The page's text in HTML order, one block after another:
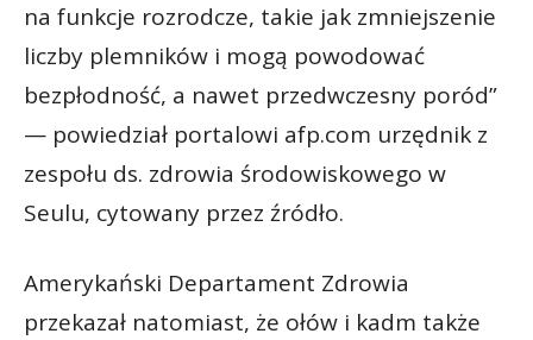
na funkcje rozrodcze, takie jak zmniejszenie
liczby plemników i mogą powodować
bezpłodność, a nawet przedwczesny poród”
— powiedział portalowi afp.com urzędnik z
zespołu ds. zdrowia środowiskowego w
Seulu, cytowany przez źródło.
Amerykański Departament Zdrowia
przekazał natomiast, że ołów i kadm także